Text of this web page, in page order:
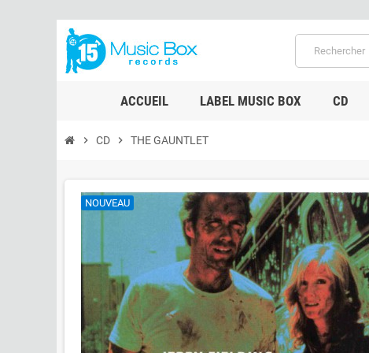
ACCUEIL LABEL MUSIC BOX CD
chevron_right CD chevron_right THE GAUNTLET
NOUVEAU